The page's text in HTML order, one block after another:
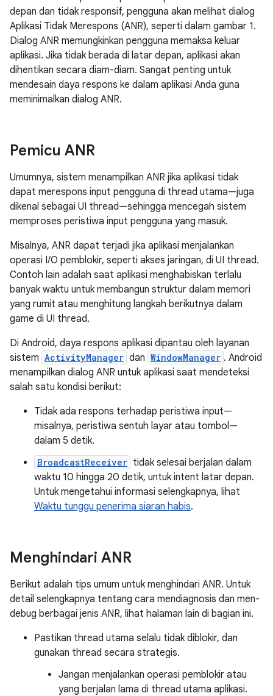
depan dan tidak responsif, pengguna akan melihat dialog
Aplikasi Tidak Merespons (ANR), seperti dalam gambar 1.
Dialog ANR memungkinkan pengguna memaksa keluar
aplikasi. Jika tidak berada di latar depan, aplikasi akan
dihentikan secara diam-diam. Sangat penting untuk
mendesain daya respons ke dalam aplikasi Anda guna
meminimalkan dialog ANR.
Pemicu ANR
Umumnya, sistem menampilkan ANR jika aplikasi tidak
dapat merespons input pengguna di thread utama—juga
dikenal sebagai UI thread—sehingga mencegah sistem
memproses peristiwa input pengguna yang masuk.
Misalnya, ANR dapat terjadi jika aplikasi menjalankan
operasi I/O pemblokir, seperti akses jaringan, di UI thread.
Contoh lain adalah saat aplikasi menghabiskan terlalu
banyak waktu untuk membangun struktur dalam memori
yang rumit atau menghitung langkah berikutnya dalam
game di UI thread.
Di Android, daya respons aplikasi dipantau oleh layanan
sistem ActivityManager dan WindowManager . Android
menampilkan dialog ANR untuk aplikasi saat mendeteksi
salah satu kondisi berikut:
Tidak ada respons terhadap peristiwa input—
misalnya, peristiwa sentuh layar atau tombol—
dalam 5 detik.
BroadcastReceiver tidak selesai berjalan dalam
waktu 10 hingga 20 detik, untuk intent latar depan.
Untuk mengetahui informasi selengkapnya, lihat
Waktu tunggu penerima siaran habis.
Menghindari ANR
Berikut adalah tips umum untuk menghindari ANR. Untuk
detail selengkapnya tentang cara mendiagnosis dan men-
debug berbagai jenis ANR, lihat halaman lain di bagian ini.
Pastikan thread utama selalu tidak diblokir, dan
gunakan thread secara strategis.
Jangan menjalankan operasi pemblokir atau
yang berjalan lama di thread utama aplikasi.